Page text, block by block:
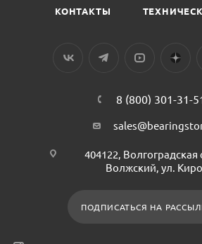
КОНТАКТЫ
8 (800) 301-31-
404122, Волгоградская
Волжский, ул.
ПОДПИСАТЬСЯ НА